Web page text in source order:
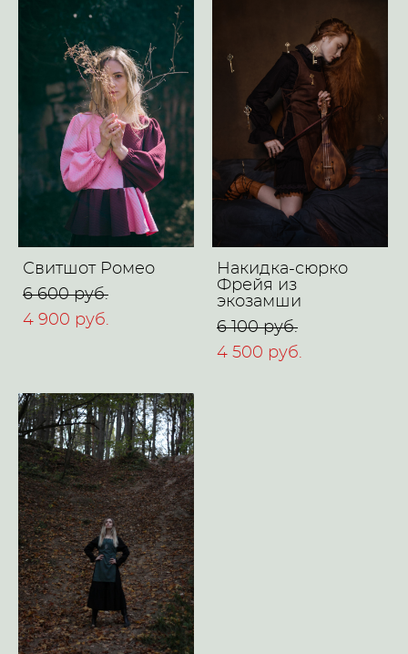
Свитшот Ромео
6 600 pуб.
4 900 pуб.
Накидка-сюрко
Фрейя из
экозамши
6 100 pуб.
4 500 pуб.